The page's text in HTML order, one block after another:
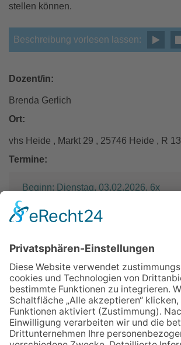
stellen können.
Beschreibung vorlesen lassen:
Dozent/in:
Brenda Gerlich
Ort:
vhs Heide , Markt 29 , 25746 Heide , R 13
Termine:
Beginn: Dienstag, 03.02.2026, 6x
Zurück